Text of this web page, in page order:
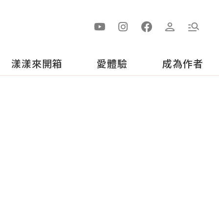
漾漾來開箱 愛體驗 成為作者